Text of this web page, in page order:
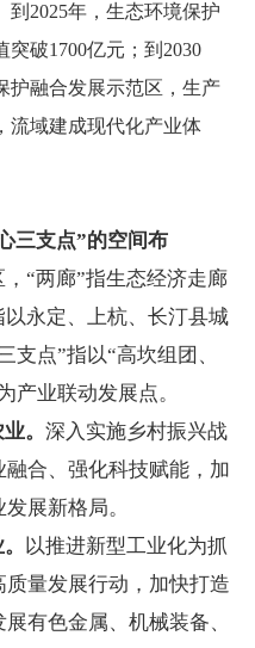
到2025年，生态环境保护
破1700亿元；到2030
护融合发展示范区，生产
流域建成现代化产业体
三支点”的空间布
“两廊”指生态经济走廊
永定、上杭、长汀县城
支点”指以“高坎组团、
产业联动发展点。
。 深入实施乡村振兴战
合、强化科技赋能，加
展新格局。
以推进新型工业化为抓
量发展行动，加快打造
有色金属、机械装备、